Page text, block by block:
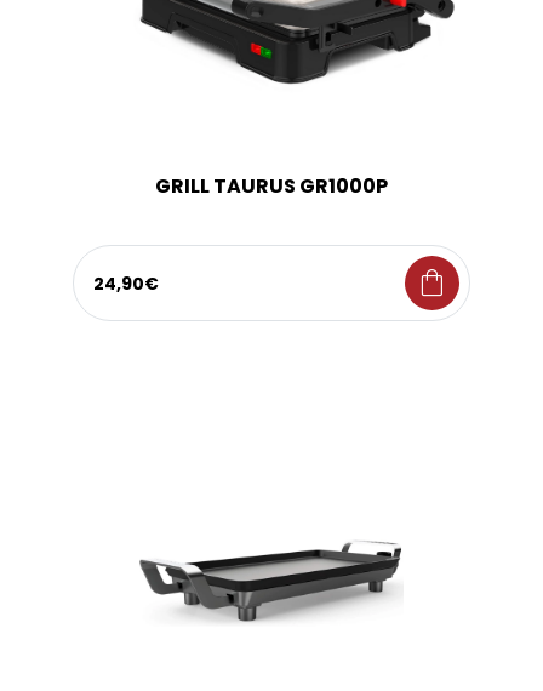
GRILL TAURUS GR1000P
24,90€ shopping_bag